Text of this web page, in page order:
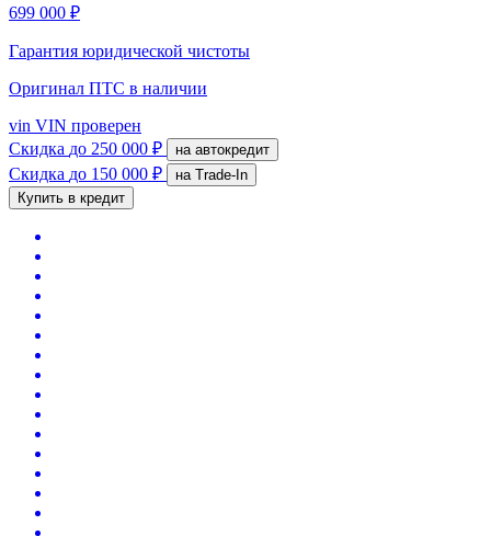
699 000 ₽
Гарантия юридической чистоты
Оригинал ПТС в наличии
vin VIN проверен
Скидка до 250 000 ₽ на автокредит
Скидка до 150 000 ₽
на Trade-In
Купить в кредит